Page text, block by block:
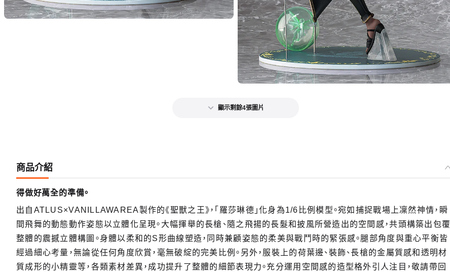
顯示剩餘4張圖片
商品介紹
得做好萬全的準備。
出自ATLUS×VANILLAWAREA製作的《聖獸之王》，「羅莎琳德」化身為1/6比例模型。宛如捕捉戰場上凜然神情，瞬
間飛舞的動態動作姿態以立體化呈現。大幅揮舉的長槍、隨之飛揚的長髮和披風所營造出的空間感，共頭構築出包覆
整體的震撼立體構圖。身體以柔和的S形曲線塑造，同時兼顧姿態的柔美與戰鬥時的緊張感。腿部角度與重心平衡皆
經過細心考量，無論從任何角度欣賞，毫無破綻的完美比例。另外，服裝上的荷葉邊、裝飾、長槍的金屬質感和透明材
質成形的小精靈等，各類素材差異，成功提升了整體的細節表現力。充分運用空間感的造型格外引人注目，敬請帶回